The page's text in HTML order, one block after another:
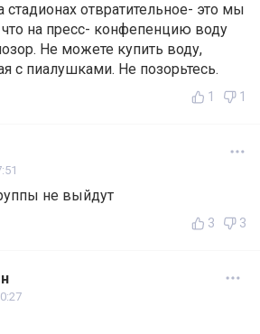
стадионах отвратительное- это мы
на пресс- конфепенцию воду
Не можете купить воду,
с пиалушками. Не позорьтесь.
1 1
не выйдут
3 3